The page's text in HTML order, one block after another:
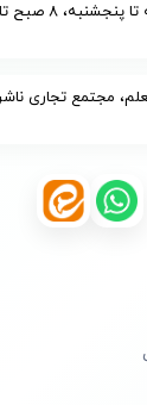
۸ صبح تا ۱۷
مجتمع تجاری